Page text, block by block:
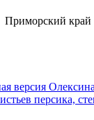
Приморский край